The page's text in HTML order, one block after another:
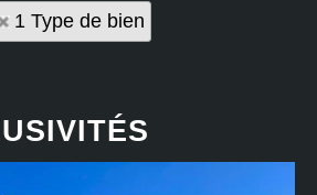
1 Type de bien